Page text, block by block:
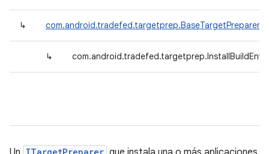
↳ com.android.tradefed.targetprep.BaseTargetPreparer
↳